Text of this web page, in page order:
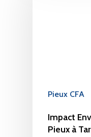
Pieux CFA
Impact
Pieux à